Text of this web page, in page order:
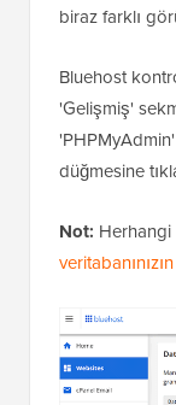
biraz farklı
Bluehost
'Gelişmiş'
düğmesine
Not: